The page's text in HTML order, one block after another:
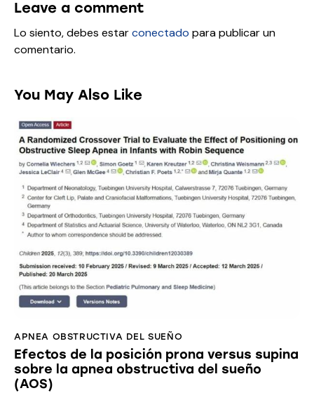
Leave a comment
Lo siento, debes estarconectado para publicar un
comentario.
You May Also Like
APNEA OBSTRUCTIVA DEL SUEÑO
Efectos de la posición prona versus supina
sobre la apnea obstructiva del sueño
(AOS)